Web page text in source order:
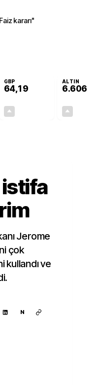
Faiz kararı"
GBP
64,19
ALTIN
6.606
Jerome
çok
kullandı ve
N